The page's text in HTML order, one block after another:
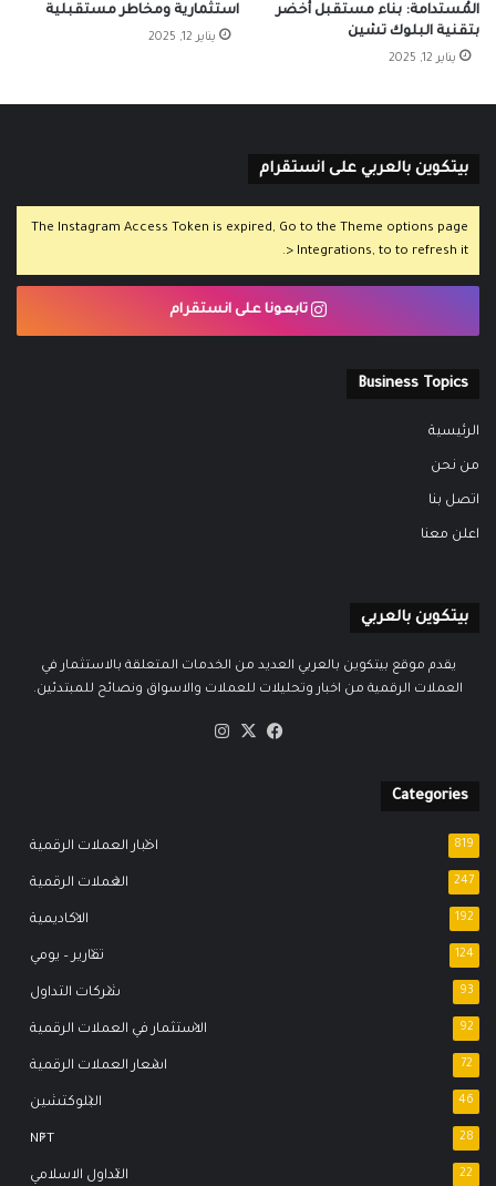
استثمارية ومخاطر مستقبلية
يناير 12, 2025
المُستدامة: بناء مستقبل أخضر
بتقنية البلوك تشين
يناير 12, 2025
بيتكوين بالعربي على انستقرام
The Instagram Access Token is expired, Go to the Theme options page
> Integrations, to to refresh it.
تابعونا على انستقرام
Business Topics
الرئيسية
من نحن
اتصل بنا
اعلن معنا
بيتكوين بالعربي
يقدم موقع بيتكوين بالعربي العديد من الخدمات المتعلقة بالاستثمار في
العملات الرقمية من اخبار وتحليلات للعملات والاسواق ونصائح للمبتدئين.
فيسبوك
‫X
Categories
اخبار العملات الرقمية 819
العملات الرقمية 247
الاكاديمية 192
تقارير – يومي 124
شركات التداول 93
الاستثمار في العملات الرقمية 92
اسعار العملات الرقمية 72
البلوكتشين 46
NFT 28
التداول الاسلامي 22